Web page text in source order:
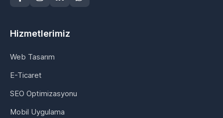
Hizmetlerimiz
Web Tasarım
E-Ticaret
SEO Optimizasyonu
Mobil Uygulama